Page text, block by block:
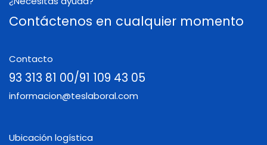
Contáctenos en cualquier momento
Contacto
93 313 81 00/91 109 43 05
informacion@teslaboral.com
Ubicación logística